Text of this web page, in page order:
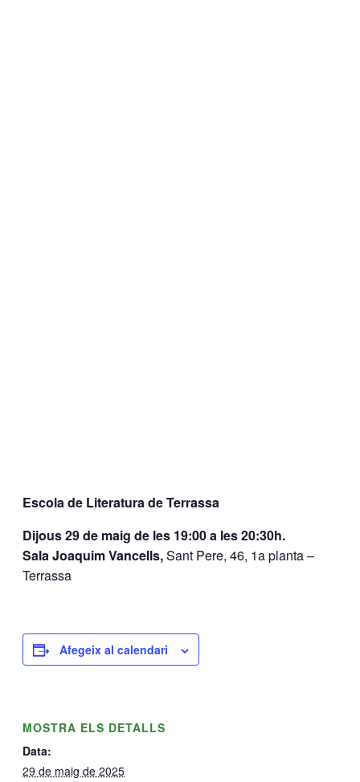
Escola de Literatura de Terrassa
Dijous 29 de maig de les 19:00 a les 20:30h.
Sala Joaquim Vancells,Sant Pere, 46, 1a planta –
Terrassa
Afegeix al calendari
MOSTRA ELS DETALLS
Data:
29 de maig de 2025